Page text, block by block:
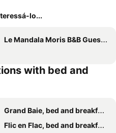
lo...
Le Mandala Moris B&B Guesthouse
with bed and
Grand Baie, bed and breakfasts
Flic en Flac, bed and breakfasts